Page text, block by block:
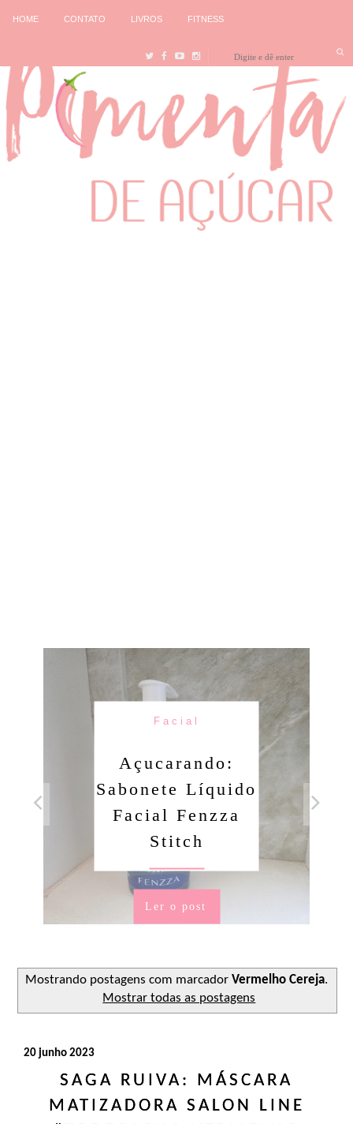
HOME CONTATO LIVROS FITNESS
Facial
Açucarando:
Sabonete Líquido
Facial Fenzza
Stitch
Ler o post
Mostrando postagens com marcador Vermelho Cereja.
Mostrar todas as postagens
20 junho 2023
SAGA RUIVA: MÁSCARA
MATIZADORA SALON LINE